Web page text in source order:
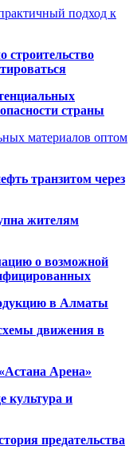
подход к
строительство
страны
материалов оптом
транзитом через
жителям
о возможной
в Алматы
движения в
Арена»
культура и
предательства